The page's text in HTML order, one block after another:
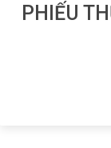
PHIẾU